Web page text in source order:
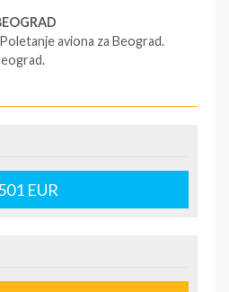
aviona za Beograd.
NBS On-line plaćanje
u izabranom hotelu
EUR